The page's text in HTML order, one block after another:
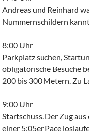
Andreas und Reinhard
Nummernschildern
8:00 Uhr
Parkplatz suchen,
obligatorische Besuche
200 bis 300 Metern. Zu
9:00 Uhr
Startschuss. Der Zug
einer 5:05er Pace